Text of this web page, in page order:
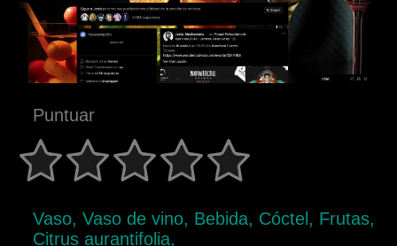
Puntuar
Vaso, Vaso de vino, Bebida, Cóctel, Frutas,
Citrus aurantifolia,